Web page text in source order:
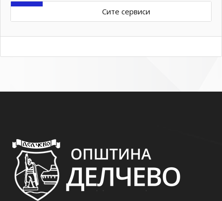
Сите сервиси